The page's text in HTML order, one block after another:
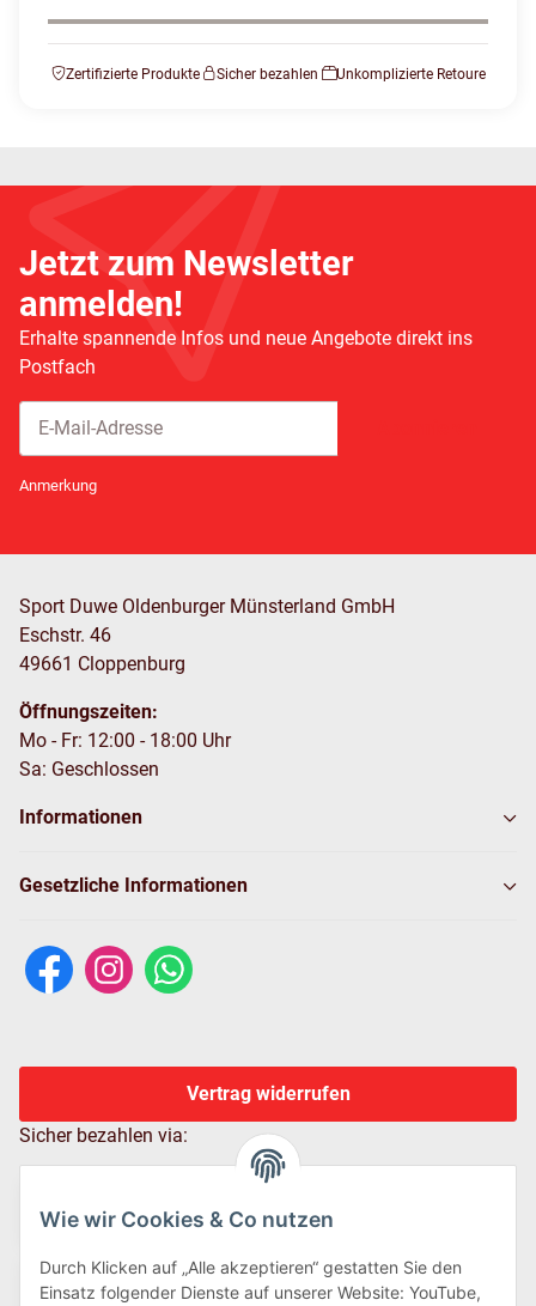
Wie wir Cookies & Co nutzen
Durch Klicken auf „Alle akzeptieren“ gestatten Sie den
Einsatz folgender Dienste auf unserer Website: YouTube,
Zertifizierte Produkte Sicher bezahlen Unkomplizierte Retoure
Jetzt zum Newsletter
anmelden!
Erhalte spannende Infos und neue Angebote direkt ins
Postfach
Anmerkung
Sport Duwe Oldenburger Münsterland GmbH
Eschstr. 46
49661 Cloppenburg
Öffnungszeiten:
Mo - Fr: 12:00 - 18:00 Uhr
Sa: Geschlossen
Informationen
Gesetzliche Informationen
Vertrag widerrufen
Sicher bezahlen via: